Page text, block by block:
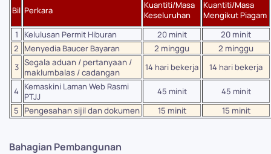
Bil Perkara
Kuantiti/Masa
Keseluruhan
Kuantiti/Masa
Mengikut Piagam
1
Kelulusan Permit Hiburan 20 minit
20 minit
2
Menyedia Baucer Bayaran 2 minggu
2 minggu
3 Segala aduan / pertanyaan /
maklumbalas / cadangan
14 hari bekerja 14 hari bekerja
4
Kemaskini Laman Web Rasmi
PTJJ
45 minit
45 minit
5
Pengesahan sijil dan dokumen 15 minit 15 minit
Bahagian Pembangunan